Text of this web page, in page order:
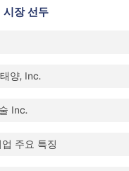
시장 선두
양, Inc.
Inc.
주요 특징